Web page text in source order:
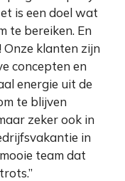
is een doel wat
te bereiken. En
klanten zijn
concepten en
energie uit de
te blijven
zeker ook in
in
team dat